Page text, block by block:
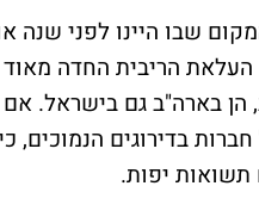
שבו היינו לפני שנה
העלאת הריבית החדה
הן בארה"ב גם בישראל. אם
בדירוגים הנמוכים,
יפות.